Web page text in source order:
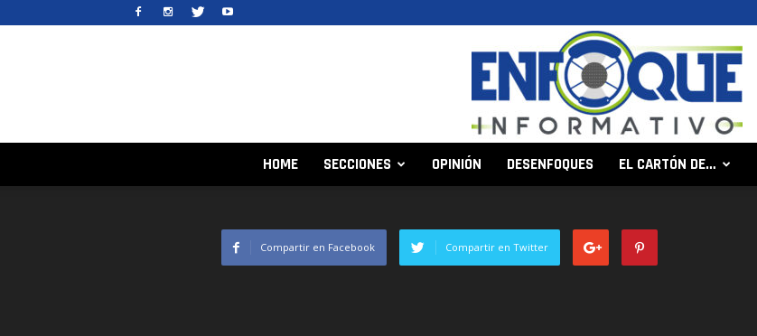
HOME SECCIONES OPINIÓN DESENFOQUES EL CARTÓN DE…
Compartir en Facebook Compartir en Twitter